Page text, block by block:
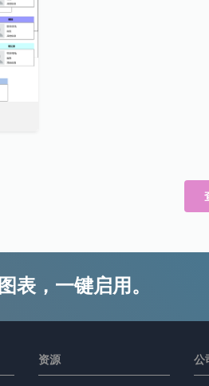
表，一键启用。
资源 公